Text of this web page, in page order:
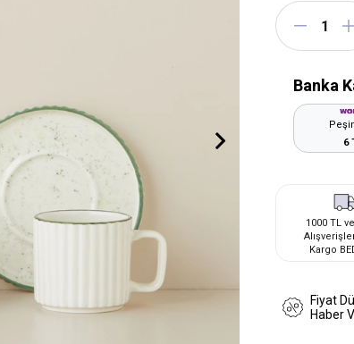
Banka
6
1000 TL
Kargo
Fiyat
Haber